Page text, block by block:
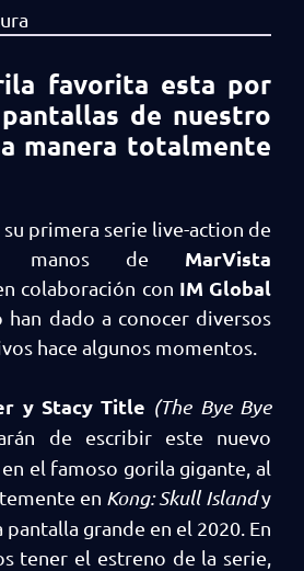
favorita esta por
de nuestro
manera totalmente
primera serie live-action de
manos de MarVista
colaboración con IM Global
han dado a conocer diversos
hace algunos momentos.
y Stacy Title (The Bye Bye
de escribir este nuevo
el famoso gorila gigante, al
en Kong: Skull Islandy
pantalla grande en el 2020. En
tener el estreno de la serie,